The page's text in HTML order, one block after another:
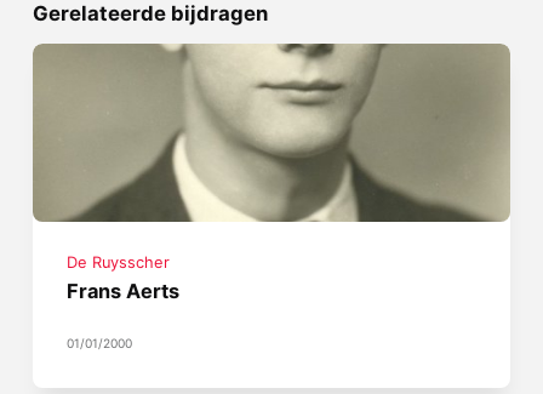
Gerelateerde bijdragen
De Ruysscher
Frans Aerts
01/01/2000